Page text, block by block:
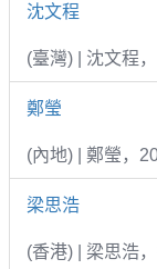
沈文程
(臺灣) | 沈文程
鄭瑩
(內地) | 鄭瑩，
梁思浩
(香港) | 梁思浩